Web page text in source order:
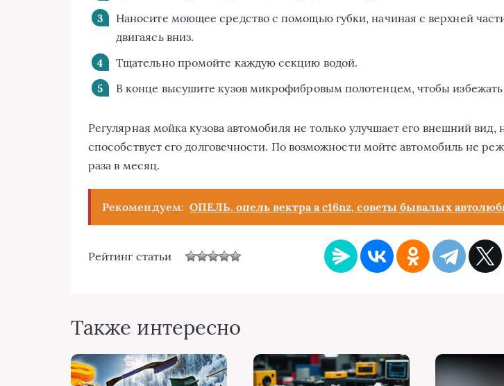
Наносите моющее средство с помощью губки, начиная с верхней
двигаясь вниз.
Тщательно промойте каждую секцию водой.
В конце высушите кузов микрофибровым полотенцем, чтобы избежать
Регулярная мойка кузова автомобиля не только улучшает его внешний вид,
способствует его долговечности. По возможности мойте автомобиль не
раза в месяц.
Рекомендуем: ОПЕЛЬ. опель вектра а c16nz, советы бывалых
Рейтинг статьи
Также интересно